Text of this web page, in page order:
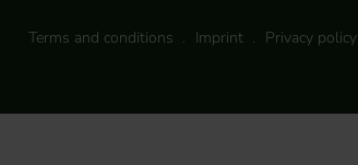
Terms and conditions Imprint Privacy policy